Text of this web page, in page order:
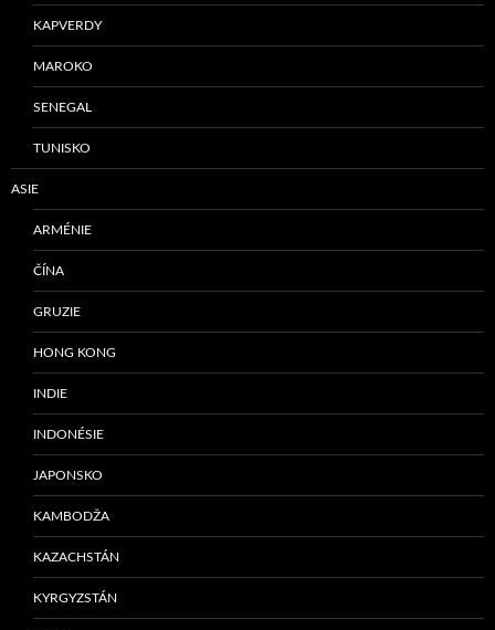
KAPVERDY
MAROKO
SENEGAL
TUNISKO
ASIE
ARMÉNIE
ČÍNA
GRUZIE
HONG KONG
INDIE
INDONÉSIE
JAPONSKO
KAMBODŽA
KAZACHSTÁN
KYRGYZSTÁN